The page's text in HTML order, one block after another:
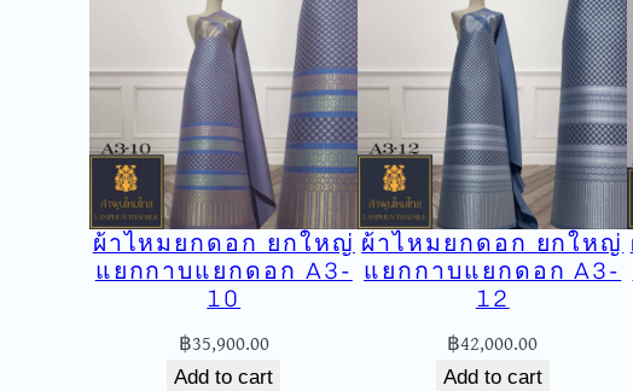
ผ้าไหมยกดอก ยกใหญ่
แยกกาบแยกดอก A3-
10
฿35,900.00
Add to cart
ผ้าไหมยกดอก ยกใหญ่
แยกกาบแยกดอก A3-
12
฿42,000.00
Add to cart